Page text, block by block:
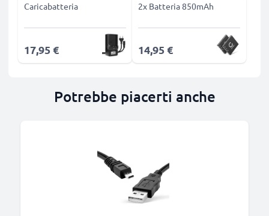
Caricabatteria
17,95 €
2x Batteria 850mAh
14,95 €
Potrebbe piacerti anche